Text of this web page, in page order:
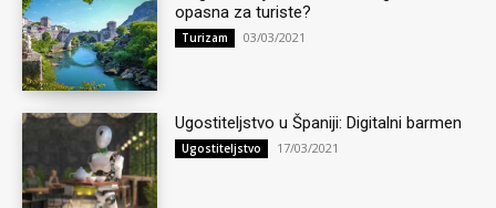
opasna za turiste?
Turizam 03/03/2021
Ugostiteljstvo u Španiji: Digitalni barmen
Ugostiteljstvo 17/03/2021